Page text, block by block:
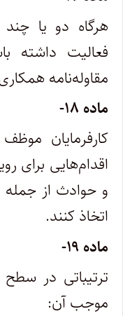
هرگاه دو یا
فعالیت داشته
مقاوله‌نامه
ماده ۱۸-
کارفرمایان
اقدام‌هایی برای
و حوادث از
اتخاذ کنند.
ماده ۱۹-
ترتیباتی در سطح
موجب آن: